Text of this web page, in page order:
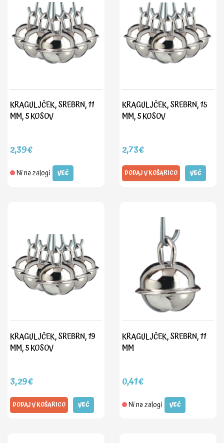
KRAGULJČEK, SREBRN, 11
MM, 5 KOSOV
2,39€
Ni na zalogi VEČ
KRAGULJČEK, SREBRN, 15
MM, 5 KOSOV
2,73€
DODAJ V KOŠARICO VEČ
KRAGULJČEK, SREBRN, 19
MM, 5 KOSOV
3,29€
DODAJ V KOŠARICO VEČ
KRAGULJČEK, SREBRN, 11
MM
0,41€
Ni na zalogi VEČ